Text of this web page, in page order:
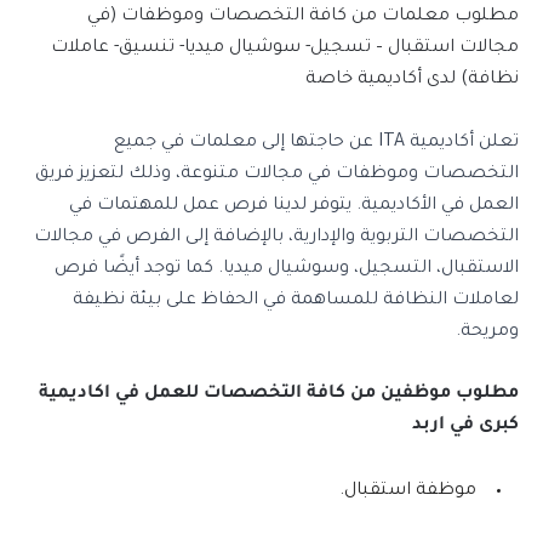
مطلوب معلمات من كافة التخصصات وموظفات (في
مجالات استقبال – تسجيل- سوشيال ميديا- تنسيق- عاملات
نظافة) لدى أكاديمية خاصة
تعلن أكاديمية ITA عن حاجتها إلى معلمات في جميع
التخصصات وموظفات في مجالات متنوعة، وذلك لتعزيز فريق
العمل في الأكاديمية. يتوفر لدينا فرص عمل للمهتمات في
التخصصات التربوية والإدارية، بالإضافة إلى الفرص في مجالات
الاستقبال، التسجيل، وسوشيال ميديا. كما توجد أيضًا فرص
لعاملات النظافة للمساهمة في الحفاظ على بيئة نظيفة
ومريحة.
مطلوب موظفين من كافة التخصصات للعمل في اكاديمية
كبرى في اربد
موظفة استقبال.